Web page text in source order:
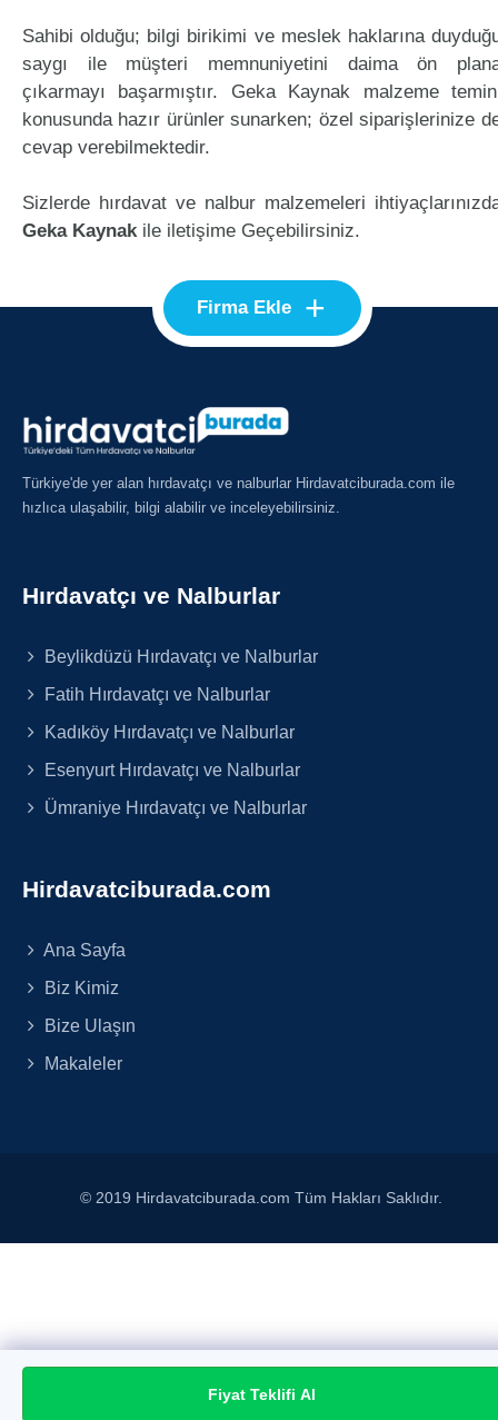
Sahibi olduğu; bilgi birikimi ve meslek haklarına
saygı ile müşteri memnuniyetini daima ön
çıkarmayı başarmıştır. Geka Kaynak malzeme
konusunda hazır ürünler sunarken; özel siparişlerinize
cevap verebilmektedir.
Sizlerde hırdavat ve nalbur malzemeleri
Geka Kaynakile iletişime Geçebilirsiniz.
Fiyat Teklifi Al
Firma Ekle +
Türkiye'de yer alan hırdavatçı ve nalburlar Hirdavatciburada.com ile
hızlıca ulaşabilir, bilgi alabilir ve inceleyebilirsiniz.
Hırdavatçı ve Nalburlar
Beylikdüzü Hırdavatçı ve Nalburlar
Fatih Hırdavatçı ve Nalburlar
Kadıköy Hırdavatçı ve Nalburlar
Esenyurt Hırdavatçı ve Nalburlar
Ümraniye Hırdavatçı ve Nalburlar
Hirdavatciburada.com
Ana Sayfa
Biz Kimiz
Bize Ulaşın
Makaleler
© 2019 Hirdavatciburada.com Tüm Hakları Saklıdır.